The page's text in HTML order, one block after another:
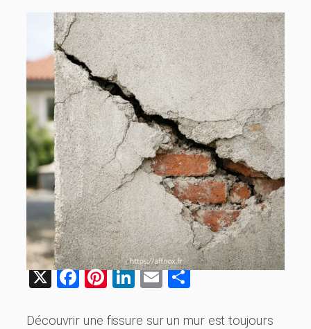
X Facebook
Pinterest
LinkedIn
EmailShare
Découvrir une fissure sur un mur est toujours